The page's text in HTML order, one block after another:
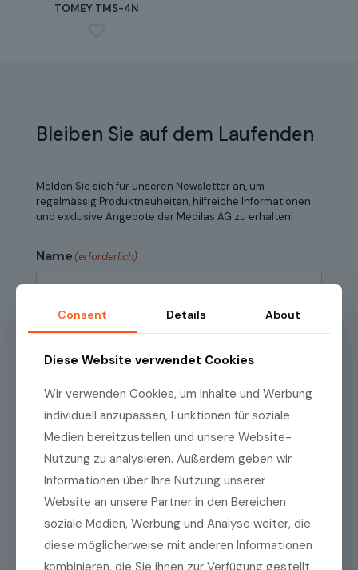
TOMEY TMS-4N
Bleiben Sie auf dem Laufenden
Melden Sie sich für unseren Newsletter an, um
regelmässig Produktneuheiten, hilfreiche Informationen
und exklusive Angebote der Medilas AG zu erhalten!
Name(erforderlich)
Vorname
Name
E-Mail(erforderlich)
E-
Mail
E-
Mail
Datenschutzrichtlinien (erforderlich)
Consent Details About
Diese Website verwendet Cookies
Wir verwenden Cookies, um Inhalte und Werbung
individuell anzupassen, Funktionen für soziale
Medien bereitzustellen und unsere Website-
Nutzung zu analysieren. Außerdem geben wir
Informationen über Ihre Nutzung unserer
Website an unsere Partner in den Bereichen
soziale Medien, Werbung und Analyse weiter, die
diese möglicherweise mit anderen Informationen
kombinieren, die Sie ihnen zur Verfügung gestellt